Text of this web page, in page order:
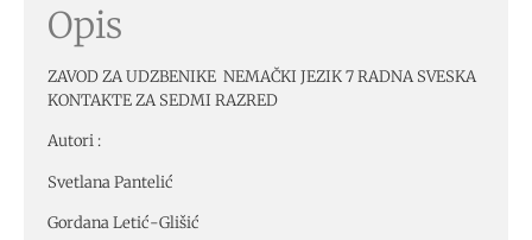
Opis
ZAVOD ZA UDZBENIKE NEMAČKI JEZIK 7 RADNA SVESKA
KONTAKTE ZA SEDMI RAZRED
Autori :
Svetlana Pantelić
Gordana Letić-Glišić